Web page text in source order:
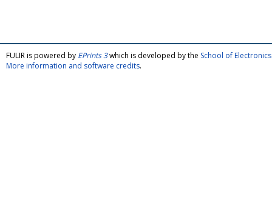
FULIR is powered by EPrints 3which is developed by the School of
More information and software credits.